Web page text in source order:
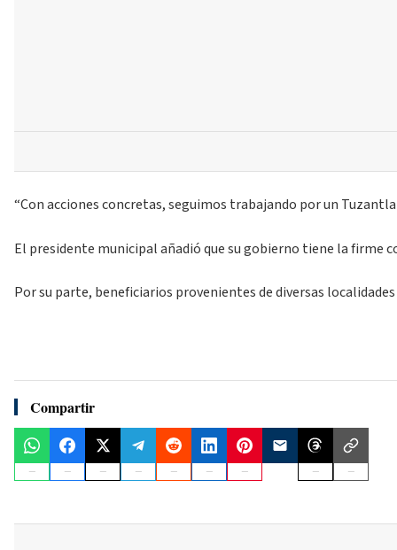
“Con acciones concretas, seguimos trabajando por un
El presidente municipal añadió que su gobierno tiene la firme
Por su parte, beneficiarios provenientes de diversas
Compartir